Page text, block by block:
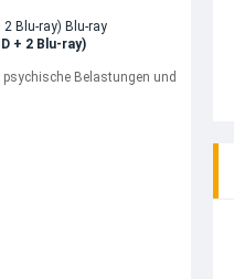
+ 2 Blu-ray)
Belastungen und